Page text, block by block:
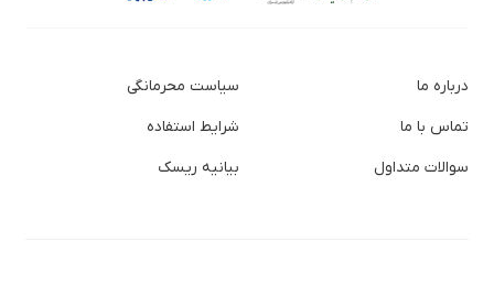
درباره ما
تماس با ما
سوالات متداول
سیاست محرمانگی
شرایط استفاده
بیانیه ریسک